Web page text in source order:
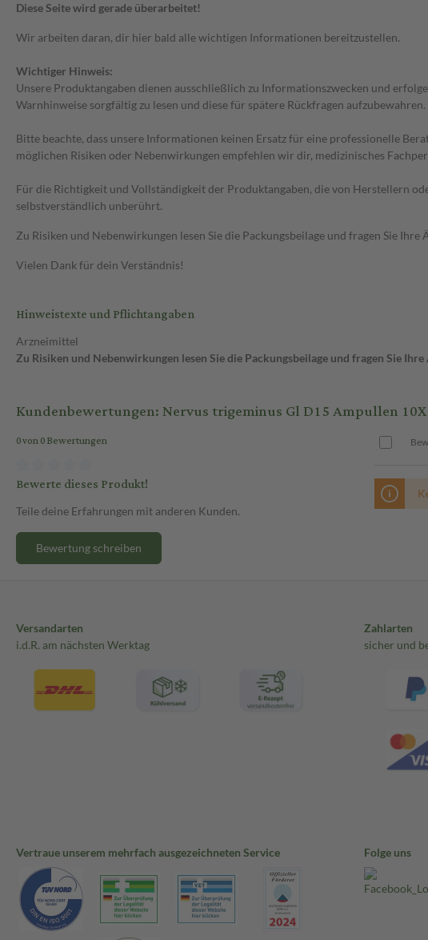
Diese Seite wird gerade überarbeitet!
Wir arbeiten daran, dir hier bald alle wichtigen Informationen bereitzustellen.
Wichtiger Hinweis:
Unsere Produktangaben dienen ausschließlich zu Informationszwecken und
Warnhinweise sorgfältig zu lesen und diese für spätere Rückfragen
Bitte beachte, dass unsere Informationen keinen Ersatz für eine professionelle
möglichen Risiken oder Nebenwirkungen empfehlen wir dir, medizinisches
Für die Richtigkeit und Vollständigkeit der Produktangaben, die von Herstellern
selbstverständlich unberührt.
Zu Risiken und Nebenwirkungen lesen Sie die Packungsbeilage und fragen Sie
Vielen Dank für dein Verständnis!
Hinweistexte und Pflichtangaben
Arzneimittel
Zu Risiken und Nebenwirkungen lesen Sie die Packungsbeilage und fragen Sie
Kundenbewertungen: Nervus trigeminus Gl D15 Ampullen
0 von 0 Bewertungen
Bewerte dieses Produkt!
Teile deine Erfahrungen mit anderen Kunden.
Bewertung schreiben
Versandarten
i.d.R. am nächsten Werktag
Zahlarten
sicher und
Vertraue unserem mehrfach ausgezeichneten Service Folge uns